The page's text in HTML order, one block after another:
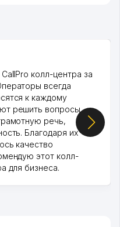
колл-центра за
всегда
к каждому
решить вопросы.
речь,
Благодаря их
качество
этот колл-
для бизнеса.